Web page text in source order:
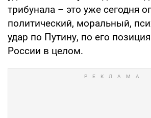
трибунала – это уже сегодня
политический, моральный,
удар по Путину, по его
России в целом.